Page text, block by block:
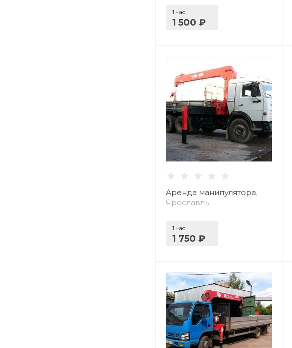
1 час
1 500 ₽
Аренда манипулятора,
Ярославль
1 час
1 750 ₽